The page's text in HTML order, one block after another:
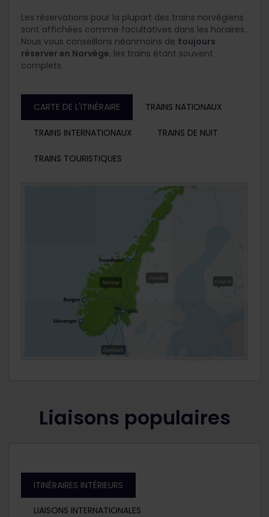
Les réservations pour la plupart des trains norvégiens
sont affichées comme facultatives dans les horaires.
Nous vous conseillons néanmoins de toujours
réserver en Norvège, les trains étant souvent
complets.
CARTE DE L'ITINÉRAIRE TRAINS NATIONAUX
TRAINS INTERNATIONAUX TRAINS DE NUIT
TRAINS TOURISTIQUES
Liaisons populaires
ITINÉRAIRES INTÉRIEURS
LIAISONS INTERNATIONALES